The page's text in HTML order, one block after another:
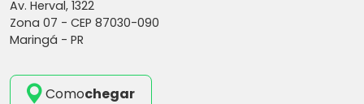
Av. Herval, 1322
Zona 07 - CEP 87030-090
Maringá - PR
Comochegar